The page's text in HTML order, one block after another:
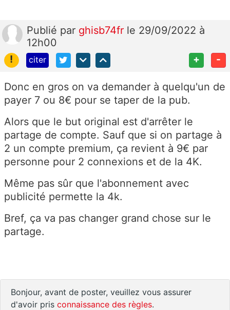
Publié par ghisb74fr le 29/09/2022 à
12h00
!
citer + -
Donc en gros on va demander à quelqu'un de
payer 7 ou 8€ pour se taper de la pub.
Alors que le but original est d'arrêter le
partage de compte. Sauf que si on partage à
2 un compte premium, ça revient à 9€ par
personne pour 2 connexions et de la 4K.
Même pas sûr que l'abonnement avec
publicité permette la 4k.
Bref, ça va pas changer grand chose sur le
partage.
Bonjour, avant de poster, veuillez vous assurer
d'avoir pris connaissance des règles.